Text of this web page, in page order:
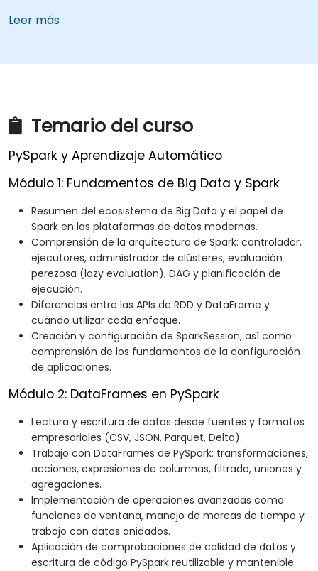
Leer más
Temario del curso
PySpark y Aprendizaje Automático
Módulo 1: Fundamentos de Big Data y Spark
Resumen del ecosistema de Big Data y el papel de
Spark en las plataformas de datos modernas.
Comprensión de la arquitectura de Spark: controlador,
ejecutores, administrador de clústeres, evaluación
perezosa (lazy evaluation), DAG y planificación de
ejecución.
Diferencias entre las APIs de RDD y DataFrame y
cuándo utilizar cada enfoque.
Creación y configuración de SparkSession, así como
comprensión de los fundamentos de la configuración
de aplicaciones.
Módulo 2: DataFrames en PySpark
Lectura y escritura de datos desde fuentes y formatos
empresariales (CSV, JSON, Parquet, Delta).
Trabajo con DataFrames de PySpark: transformaciones,
acciones, expresiones de columnas, filtrado, uniones y
agregaciones.
Implementación de operaciones avanzadas como
funciones de ventana, manejo de marcas de tiempo y
trabajo con datos anidados.
Aplicación de comprobaciones de calidad de datos y
escritura de código PySpark reutilizable y mantenible.